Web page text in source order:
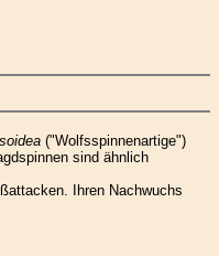
("Wolfsspinnenartige")
sind ähnlich
Ihren Nachwuchs